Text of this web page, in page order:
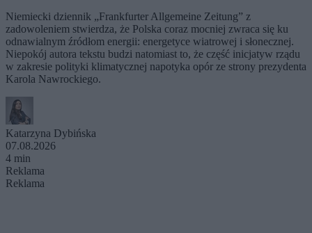
Niemiecki dziennik „Frankfurter Allgemeine Zeitung” z
zadowoleniem stwierdza, że Polska coraz mocniej zwraca się ku
odnawialnym źródłom energii: energetyce wiatrowej i słonecznej.
Niepokój autora tekstu budzi natomiast to, że część inicjatyw rządu
w zakresie polityki klimatycznej napotyka opór ze strony prezydenta
Karola Nawrockiego.
Katarzyna Dybińska
07.08.2026
4 min
Reklama
Reklama